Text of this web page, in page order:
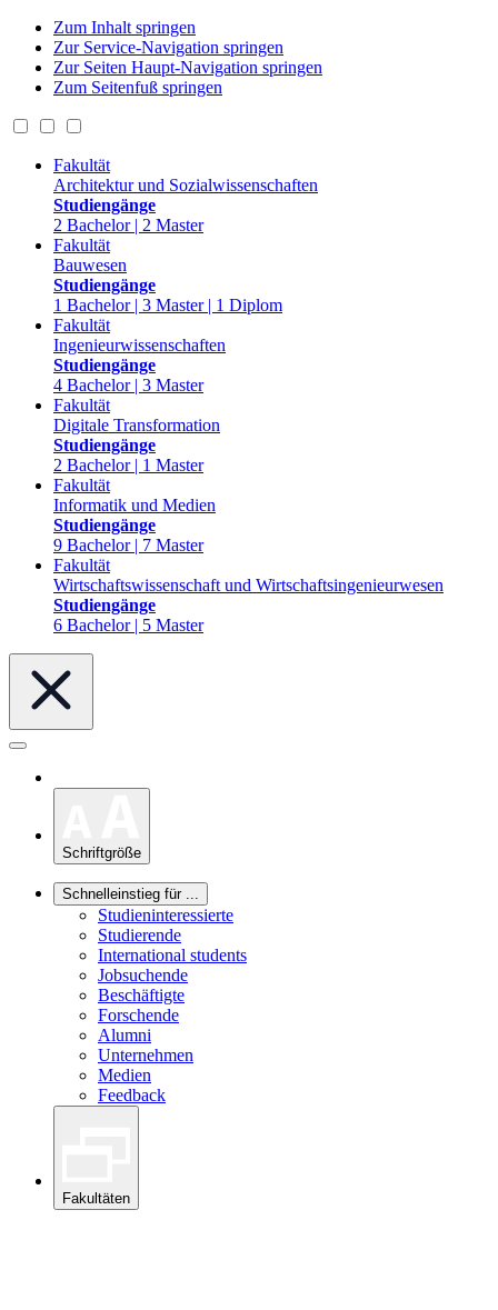
Zum Inhalt springen
Zur Service-Navigation springen
Zur Seiten Haupt-Navigation springen
Zum Seitenfuß springen
Fakultät
Architektur und Sozialwissenschaften
Studiengänge
2 Bachelor | 2 Master
Fakultät
Bauwesen
Studiengänge
1 Bachelor | 3 Master | 1 Diplom
Fakultät
Ingenieurwissenschaften
Studiengänge
4 Bachelor | 3 Master
Fakultät
Digitale Transformation
Studiengänge
2 Bachelor | 1 Master
Fakultät
Informatik und Medien
Studiengänge
9 Bachelor | 7 Master
Fakultät
Wirtschaftswissenschaft und Wirtschaftsingenieurwesen
Studiengänge
6 Bachelor | 5 Master
Schriftgröße
Schnelleinstieg für ...
Studieninteressierte
Studierende
International students
Jobsuchende
Beschäftigte
Forschende
Alumni
Unternehmen
Medien
Feedback
Fakultäten